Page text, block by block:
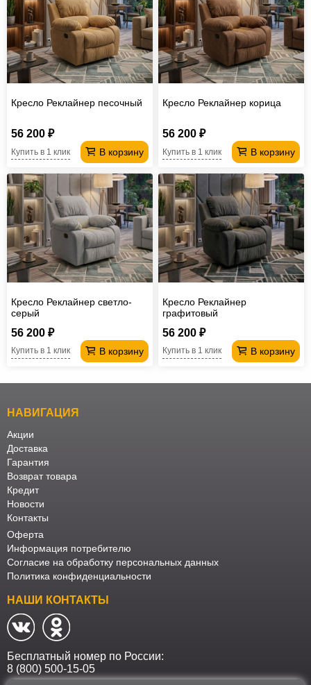
Кресло Реклайнер песочный
56 200 ₽
В корзину
Купить в 1 клик
Кресло Реклайнер корица
56 200 ₽
В корзину
Купить в 1 клик
Кресло Реклайнер светло-
серый
56 200 ₽
В корзину
Купить в 1 клик
Кресло Реклайнер
графитовый
56 200 ₽
В корзину
Купить в 1 клик
НАВИГАЦИЯ
Акции
Доставка
Гарантия
Возврат товара
Кредит
Новости
Контакты
Оферта
Информация потребителю
Согласие на обработку персональных данных
Политика конфиденциальности
НАШИ КОНТАКТЫ
Бесплатный номер по России:
8 (800) 500-15-05